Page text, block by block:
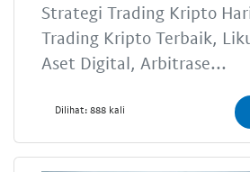
Strategi Trading Kripto
Trading Kripto Terbaik,
Aset Digital, Arbitrase...
Dilihat: 888 kali